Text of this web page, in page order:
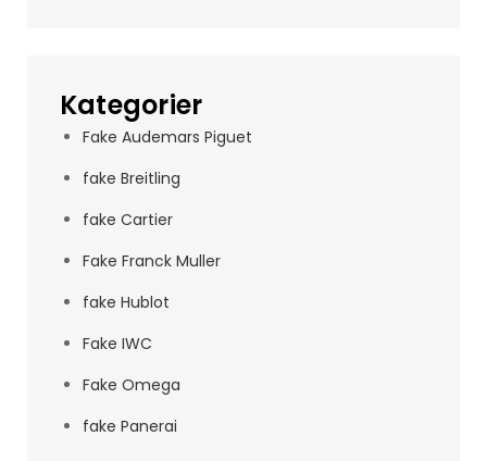
Kategorier
Fake Audemars Piguet
fake Breitling
fake Cartier
Fake Franck Muller
fake Hublot
Fake IWC
Fake Omega
fake Panerai